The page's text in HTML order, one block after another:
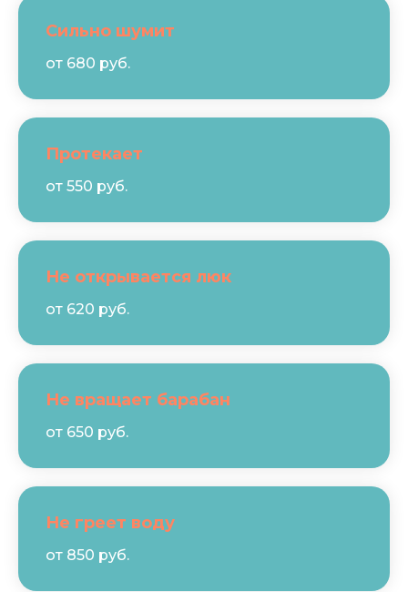
Сильно шумит
от 680 руб.
Протекает
от 550 руб.
Не открывается люк
от 620 руб.
Не вращает барабан
от 650 руб.
Не греет воду
от 850 руб.